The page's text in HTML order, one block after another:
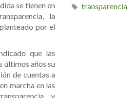
se tienen en
la
por el
que las
últimos años su
de cuentas a
marcha en las
y
transparencia